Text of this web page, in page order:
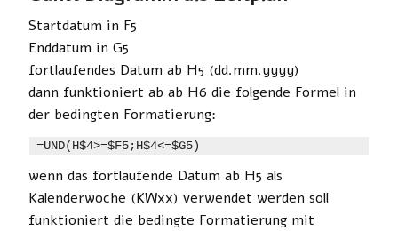
Startdatum in F5
Enddatum in G5
fortlaufendes Datum ab H5 (dd.mm.yyyy)
dann funktioniert ab ab H6 die folgende Formel in
der bedingten Formatierung:
=UND(H$4>=$F5;H$4<=$G5)
wenn das fortlaufende Datum ab H5 als
Kalenderwoche (KWxx) verwendet werden soll
funktioniert die bedingte Formatierung mit